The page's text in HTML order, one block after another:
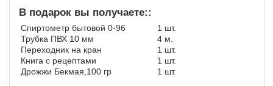
В подарок вы получаете::
Спиртометр бытовой 0-96
1 шт.
Трубка ПВХ 10 мм
4 м.
Переходник на кран
1 шт.
Книга с рецептами
1 шт.
Дрожжи Бекмая,100 гр
1 шт.